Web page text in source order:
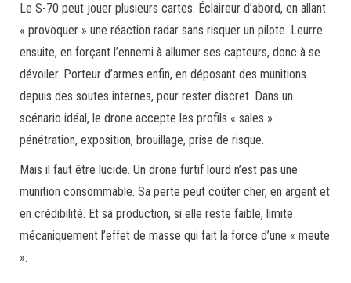
Le S-70 peut jouer plusieurs cartes. Éclaireur d’abord, en allant
« provoquer » une réaction radar sans risquer un pilote. Leurre
ensuite, en forçant l’ennemi à allumer ses capteurs, donc à se
dévoiler. Porteur d’armes enfin, en déposant des munitions
depuis des soutes internes, pour rester discret. Dans un
scénario idéal, le drone accepte les profils « sales » :
pénétration, exposition, brouillage, prise de risque.
Mais il faut être lucide. Un drone furtif lourd n’est pas une
munition consommable. Sa perte peut coûter cher, en argent et
en crédibilité. Et sa production, si elle reste faible, limite
mécaniquement l’effet de masse qui fait la force d’une « meute
».